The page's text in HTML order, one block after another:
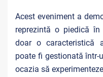
Acest eveniment a
reprezintă o piedică
doar o caracteristică
poate fi gestionată într-
ocazia să